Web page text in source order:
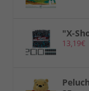
"X-
13,19€